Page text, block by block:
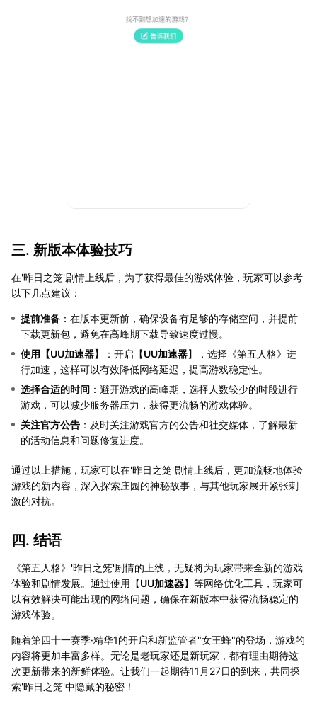
三. 新版本体验技巧
在'昨日之笼'剧情上线后，为了获得最佳的游戏体验，玩家可以参考
以下几点建议：
提前准备 ：在版本更新前，确保设备有足够的存储空间，并提前
下载更新包，避免在高峰期下载导致速度过慢。
使用【UU加速器】 ：开启【UU加速器】，选择《第五人格》进
行加速，这样可以有效降低网络延迟，提高游戏稳定性。
选择合适的时间 ：避开游戏的高峰期，选择人数较少的时段进行
游戏，可以减少服务器压力，获得更流畅的游戏体验。
关注官方公告 ：及时关注游戏官方的公告和社交媒体，了解最新
的活动信息和问题修复进度。
通过以上措施，玩家可以在'昨日之笼'剧情上线后，更加流畅地体验
游戏的新内容，深入探索庄园的神秘故事，与其他玩家展开紧张刺
激的对抗。
四. 结语
《第五人格》'昨日之笼'剧情的上线，无疑将为玩家带来全新的游戏
体验和剧情发展。通过使用【UU加速器】等网络优化工具，玩家可
以有效解决可能出现的网络问题，确保在新版本中获得流畅稳定的
游戏体验。
随着第四十一赛季·精华1的开启和新监管者"女王蜂"的登场，游戏的
内容将更加丰富多样。无论是老玩家还是新玩家，都有理由期待这
次更新带来的新鲜体验。让我们一起期待11月27日的到来，共同探
索'昨日之笼'中隐藏的秘密！